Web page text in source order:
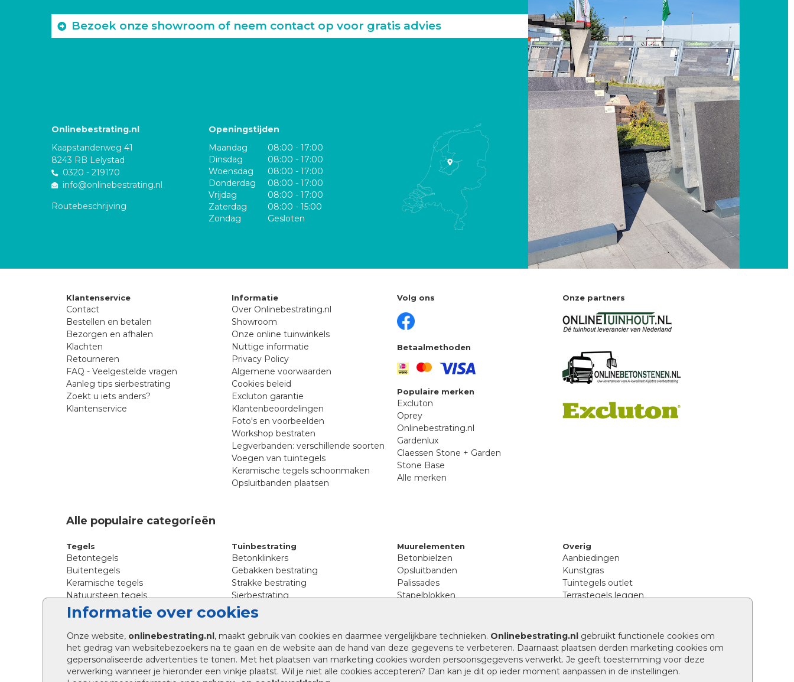
Informatie over cookies
Onze website, onlinebestrating.nl, maakt gebruik van cookies en daarmee vergelijkbare technieken. Onlinebestrating.nl gebruikt functionele cookies om
het gedrag van websitebezoekers na te gaan en de website aan de hand van deze gegevens te verbeteren. Daarnaast plaatsen derden marketing cookies om
gepersonaliseerde advertenties te tonen. Met het plaatsen van marketing cookies worden persoonsgegevens verwerkt. Je geeft toestemming voor deze
verwerking wanneer je hieronder een vinkje plaatst. Wil je niet alle cookies accepteren? Dan kan je dit op ieder moment aanpassen in de instellingen.
Bezoek onze showroom of neem contact op voor gratis advies
Onlinebestrating.nl
Kaapstanderweg 41
8243 RB Lelystad
0320 - 219170
info@onlinebestrating.nl
Routebeschrijving
Openingstijden
Maandag
08:00 - 17:00
Dinsdag
08:00 - 17:00
Woensdag
08:00 - 17:00
Donderdag
08:00 - 17:00
Vrijdag
08:00 - 17:00
Zaterdag
08:00 - 15:00
Zondag
Gesloten
Klantenservice
Contact
Bestellen en betalen
Bezorgen en afhalen
Klachten
Retourneren
FAQ - Veelgestelde vragen
Aanleg tips sierbestrating
Zoekt u iets anders?
Klantenservice
Informatie
Over Onlinebestrating.nl
Showroom
Onze online tuinwinkels
Nuttige informatie
Privacy Policy
Algemene voorwaarden
Cookies beleid
Excluton garantie
Klantenbeoordelingen
Foto's en voorbeelden
Workshop bestraten
Legverbanden: verschillende soorten
Voegen van tuintegels
Keramische tegels schoonmaken
Opsluitbanden plaatsen
Volg ons
Betaalmethoden
Populaire merken
Excluton
Oprey
Onlinebestrating.nl
Gardenlux
Claessen Stone + Garden
Stone Base
Alle merken
Onze partners
Alle populaire categorieën
Tegels
Betontegels
Buitentegels
Keramische tegels
Natuursteen tegels
Siertegels
Stoeptegels
Straattegels
Terrastegels
Tuintegels
Tuinbestrating
Betonklinkers
Gebakken bestrating
Strakke bestrating
Sierbestrating
Straatklinkers
Straatstenen
Trommelstenen
Tuinstenen
Waalformaat
Wildverband bestrating
Muurelementen
Betonbielzen
Opsluitbanden
Palissades
Stapelblokken
Afwatering en diversen
Beplantings en betonelementen
Split, grind en zand
Oprit tegels
Overig
Aanbiedingen
Kunstgras
Tuintegels outlet
Terrastegels leggen
Legpatronen betonstenen
Hoe betonstenen onderhouden
Aanlegtips voor betonstenen
Verschil betontegels en keramische